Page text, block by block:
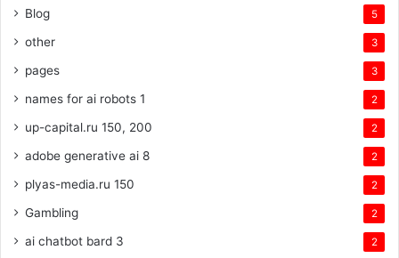
Blog 5
other 3
pages 3
names for ai robots 1 2
up-capital.ru 150, 200 2
adobe generative ai 8 2
plyas-media.ru 150 2
Gambling 2
ai chatbot bard 3 2